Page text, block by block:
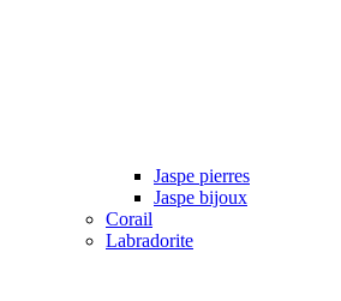
Jaspe pierres
Jaspe bijoux
Corail
Labradorite